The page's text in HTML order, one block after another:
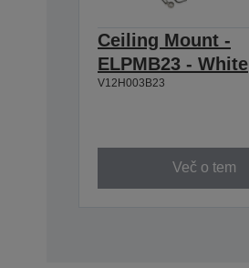
Ceiling Mount -
ELPMB23 - White
V12H003B23
Več o tem